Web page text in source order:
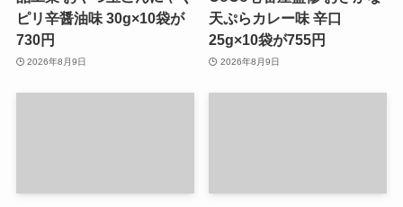
ピリ辛醤油味 30g×10袋が
730円
2026年8月9日
天ぷらカレー味 辛口
25g×10袋が755円
2026年8月9日